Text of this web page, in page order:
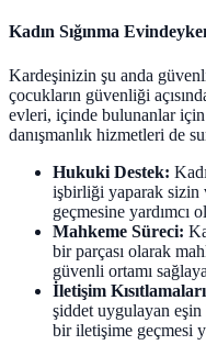
Kadın Sığınma
Kardeşinizin şu anda
çocukların güvenliği
evleri, içinde bulunanlar
danışmanlık hizmetleri de
Hukuki Destek:
işbirliği yaparak sizin
geçmesine yardımcı
Mahkeme Süreci:
bir parçası olarak
güvenli ortamı
İletişim
şiddet uygulayan
bir iletişime geçmesi